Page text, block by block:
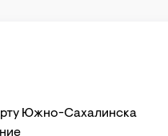
Южно-Сахалинска